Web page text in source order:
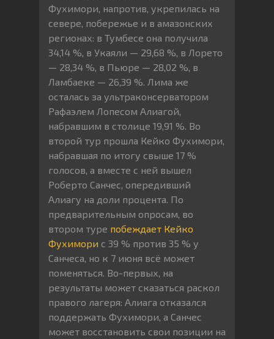
Фухимори, напротив, укрепилась на
севере, побережье и в амазонских
регионах: в Тумбесе она получила
34,14 %, в Укаяли — 29,68 %, в Лорето
— 28,34 %, в Пьюре — 28,02 %, в
Ламбаеке — 26,39 %. Лима же
осталась за ультраконсерватором
Рафаэлем Лопесом Алиагой,
набравшим в столице 19,91 %. Во
второй тур прошла Кейко Фухимори,
набравшая по итогу свыше 17 %
голосов, а вместе с ней вышел
Роберто Санчес, опередивший
Алиагу на доли процента. По
предварительным опросам, во
втором туре побеждает Кейко
Фухимори с 39 % против 35 % у
Санчеса, но к 7 июня всё может
поменяться. Во-первых, на
результаты может сказаться раскол
правого лагеря: Алиага отказался
поддержать Фухимори, а Санчес
может восстановить свои позиции на